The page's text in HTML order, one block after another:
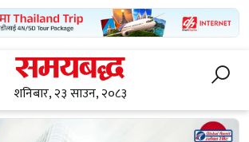
शनिबार, २३ साउन, २०८३